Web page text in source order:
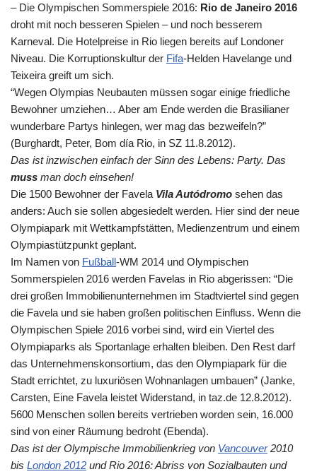
– Die Olympischen Sommerspiele 2016: Rio de Janeiro 2016
droht mit noch besseren Spielen – und noch besserem
Karneval. Die Hotelpreise in Rio liegen bereits auf Londoner
Niveau. Die Korruptionskultur der Fifa-Helden Havelange und
Teixeira greift um sich.
“Wegen Olympias Neubauten müssen sogar einige friedliche
Bewohner umziehen… Aber am Ende werden die Brasilianer
wunderbare Partys hinlegen, wer mag das bezweifeln?”
(Burghardt, Peter, Bom día Rio, in SZ 11.8.2012).
Das ist inzwischen einfach der Sinn des Lebens: Party. Das
muss man doch einsehen!
Die 1500 Bewohner der Favela Vila Autódromo sehen das
anders: Auch sie sollen abgesiedelt werden. Hier sind der neue
Olympiapark mit Wettkampfstätten, Medienzentrum und einem
Olympiastützpunkt geplant.
Im Namen von Fußball-WM 2014 und Olympischen
Sommerspielen 2016 werden Favelas in Rio abgerissen: “Die
drei großen Immobilienunternehmen im Stadtviertel sind gegen
die Favela und sie haben großen politischen Einfluss. Wenn die
Olympischen Spiele 2016 vorbei sind, wird ein Viertel des
Olympiaparks als Sportanlage erhalten bleiben. Den Rest darf
das Unternehmenskonsortium, das den Olympiapark für die
Stadt errichtet, zu luxuriösen Wohnanlagen umbauen” (Janke,
Carsten, Eine Favela leistet Widerstand, in taz.de 12.8.2012).
5600 Menschen sollen bereits vertrieben worden sein, 16.000
sind von einer Räumung bedroht (Ebenda).
Das ist der Olympische Immobilienkrieg von Vancouver2010
bis London 2012 und Rio 2016: Abriss von Sozialbauten und